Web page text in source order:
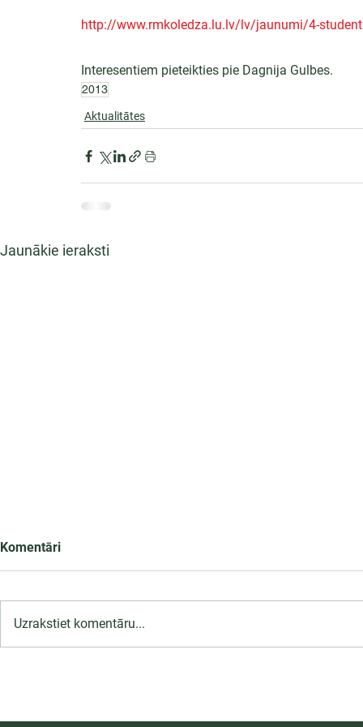
http://www.rmkoledza.lu.lv/lv/jaunumi/4-
Interesentiem pieteikties pie Dagnija Gulbes.
2013
Aktualitātes
Jaunākie ieraksti
Komentāri
Uzrakstiet komentāru...